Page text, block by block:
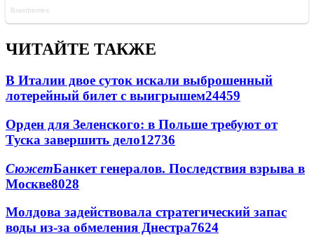
ЧИТАЙТЕ ТАКЖЕ
В Италии двое суток искали выброшенный
лотерейный билет с выигрышем24459
Орден для Зеленского: в Польше требуют от
Туска завершить дело12736
СюжетБанкет генералов. Последствия взрыва в
Москве8028
Молдова задействовала стратегический запас
воды из-за обмеления Днестра7624